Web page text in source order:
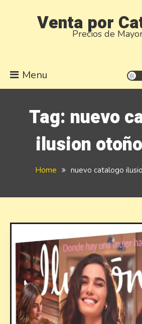
Venta por
Precios de
Menu
Tag: nuevo
ilusion
Home nuevo catalogo